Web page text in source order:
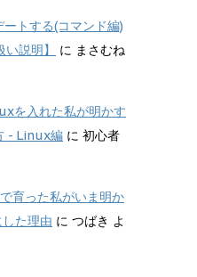
トする(コマンド編)
説明】
に まさむね
を入れた私が明かす
- Linux編 に 初心者
育った私がいま明か
た理由 に つばき よ